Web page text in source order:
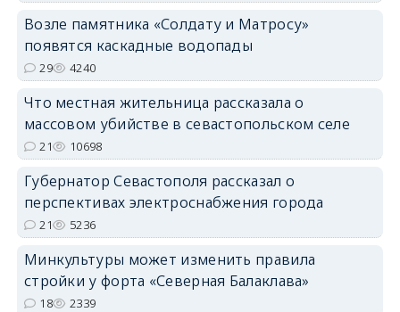
Возле памятника «Солдату и Матросу»
появятся каскадные водопады
29 4240
Что местная жительница рассказала о
массовом убийстве в севастопольском селе
21 10698
Губернатор Севастополя рассказал о
перспективах электроснабжения города
21 5236
Минкультуры может изменить правила
стройки у форта «Северная Балаклава»
18 2339